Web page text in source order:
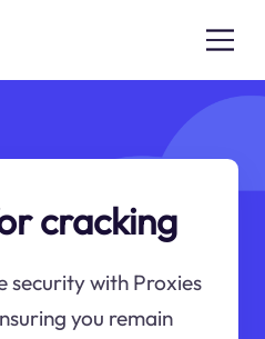
cracking
security with Proxies
you remain